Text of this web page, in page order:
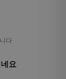
다
요